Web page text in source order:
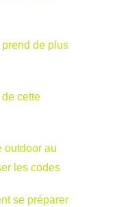
de plus
cette
outdoor au
les codes
se préparer